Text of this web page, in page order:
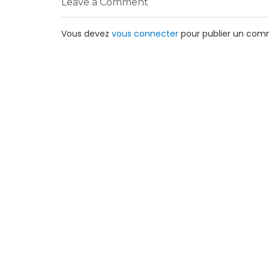
Vous devez vous connecter pour publier un